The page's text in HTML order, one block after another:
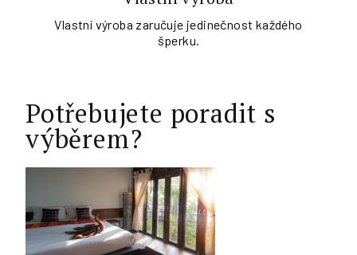
Vlastní výroba zaručuje jedinečnost každého
šperku.
Potřebujete poradit s
výběrem?